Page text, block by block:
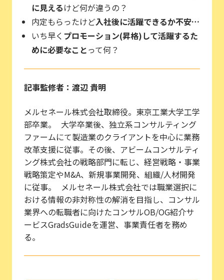
に見えるけど何が違うの？
内定もらったけど入社後に活躍できるか不安…
いち早く プロモーション(昇格)して活躍するた
めに必要なことって何？
記事監修者：渡辺 貴明
メルセネール株式会社取締役。東京工業大学工学
部卒業。 大学卒業後、独立系コンサルティング
ファームにて製造業のクライアントを中心に業務
改革支援に従事。その後、アビームコンサルティ
ング株式会社の戦略部門に転じ、経営戦略・事業
戦略策定やM&A、新規事業開発、組織/人材開発
に従事。 メルセネール株式会社では職業選択に
おける情報の非対称性の解消を目指し、コンサル
業界への転職者に向けたコンサルOB/OG紹介サ
ービスGradsGuideを運営、事業責任者を務め
る。